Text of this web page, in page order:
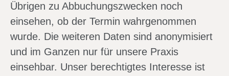
Übrigen zu Abbuchungszwecken noch
einsehen, ob der Termin wahrgenommen
wurde. Die weiteren Daten sind anonymisiert
und im Ganzen nur für unsere Praxis
einsehbar. Unser berechtigtes Interesse ist